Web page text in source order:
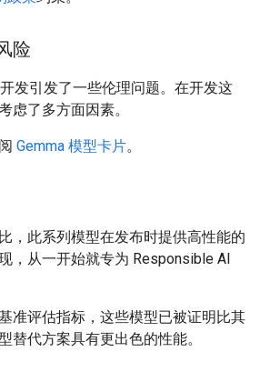
险
发引发了一些伦理问题。在开发这
虑了多方面因素。
Gemma 模型卡片。
，此系列模型在发布时提供高性能的
，从一开始就专为 Responsible AI
准评估指标，这些模型已被证明比其
替代方案具有更出色的性能。